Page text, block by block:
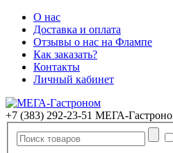
О нас
Доставка и оплата
Отзывы о нас на Флампе
Как заказать?
Контакты
Личный кабинет
+7 (383) 292-23-51 МЕГА-